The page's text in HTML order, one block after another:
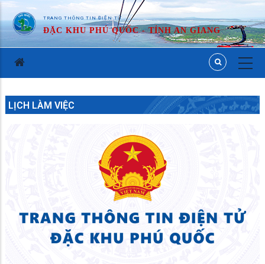
TRANG THÔNG TIN ĐIỆN TỬ
ĐẶC KHU PHÚ QUỐC - TỈNH AN GIANG
LỊCH LÀM VIỆC